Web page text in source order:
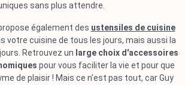
sans plus attendre.
également des ustensiles de cuisine
votre cuisine de tous les jours, mais aussi la
Retrouvez un large choix d'accessoires
pour vous faciliter la vie et pour que
de plaisir ! Mais ce n'est pas tout, car Guy